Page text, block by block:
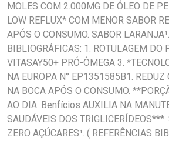
MOLES COM 2.000MG DE ÓLEO DE
LOW REFLUX* COM MENOR SABOR
APÓS O CONSUMO. SABOR
BIBLIOGRÁFICAS: 1. ROTULAGEM DO
VITASAY50+ PRÓ-ÔMEGA 3.
NA EUROPA N° EP1351585B1. REDUZ
NA BOCA APÓS O CONSUMO.
AO DIA. Benfícios AUXILIA NA
SAUDÁVEIS DOS TRIGLICERÍDEOS***.
ZERO AÇÚCARES¹. ( REFERÊNCIAS